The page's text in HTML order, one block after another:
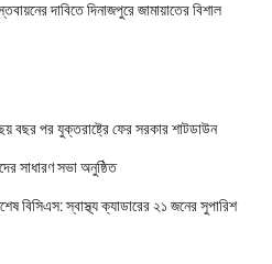
দাবিতে দিনাজপুরে জামায়াতের বিশাল
ছয় বছর পর যুক্তরাষ্ট্রে ফের সরকার শাটডাউন
সাধারণ সভা অনুষ্ঠিত
বিসিএস: স্বাস্থ্য ক্যাডারের ২১ জনের সুপারিশ